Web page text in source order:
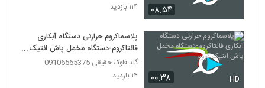
۰۸:۵۴
۱۱۴ بازدید
۰۰:۳۸ HD
پلاسماکروم حرارتی دستگاه آبکاری
فانتاکروم-دستگاه مخمل پاش انتیک
کروم
گلد فلوک حقیقی 09106565375
۱۴ بازدید